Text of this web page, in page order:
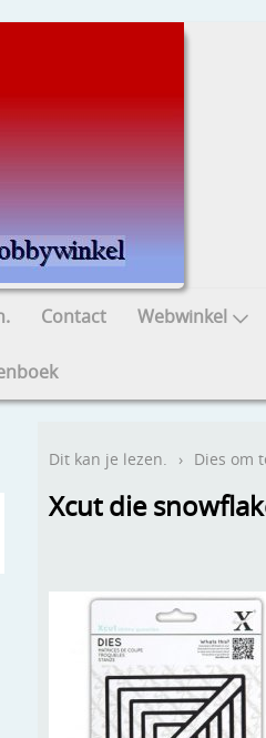
Contact Webwinkel
Dit kan je lezen. › Dies om
Xcut die